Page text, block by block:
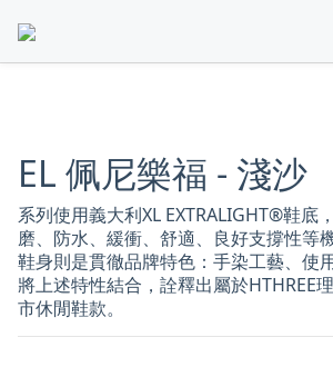
EL 佩尼樂福 - 淺沙
系列使用義大利XL EXTRALIGHT®鞋底
磨、防水、緩衝、舒適、良好支撐性等
鞋身則是貫徹品牌特色：手染工藝、使
將上述特性結合，詮釋出屬於HTHREE
市休閒鞋款。